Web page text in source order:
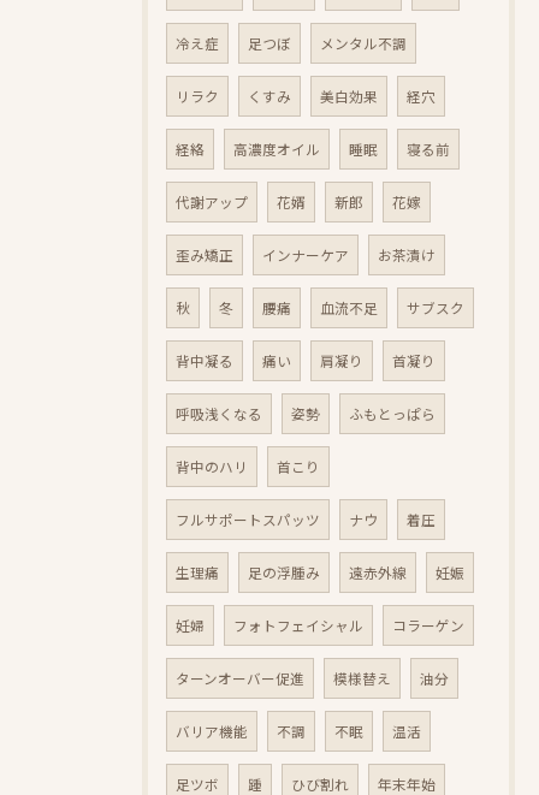
冷え症 足つぼ メンタル不調
リラク くすみ 美白効果 経穴
経絡 高濃度オイル 睡眠 寝る前
代謝アップ 花婿 新郎 花嫁
歪み矯正 インナーケア お茶漬け
秋 冬 腰痛 血流不足 サブスク
背中凝る 痛い 肩凝り 首凝り
呼吸浅くなる 姿勢 ふもとっぱら
背中のハリ 首こり
フルサポートスパッツ ナウ 着圧
生理痛 足の浮腫み 遠赤外線 妊娠
妊婦 フォトフェイシャル コラーゲン
ターンオーバー促進 模様替え 油分
バリア機能 不調 不眠 温活
足ツボ 踵 ひび割れ 年末年始